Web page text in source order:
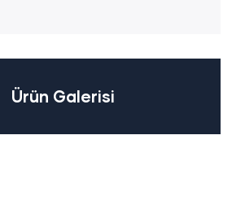
Ürün Galerisi